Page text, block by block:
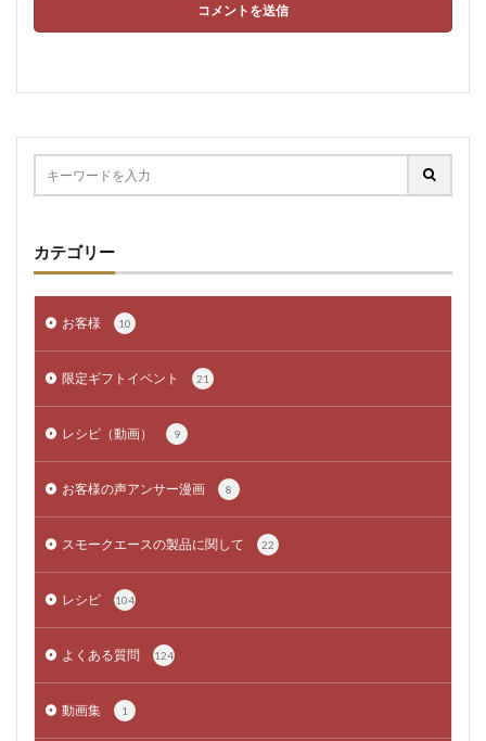
カテゴリー
お客様 10
限定ギフトイベント 21
レシピ（動画） 9
お客様の声アンサー漫画 8
スモークエースの製品に関して 22
レシピ 104
よくある質問 124
動画集 1